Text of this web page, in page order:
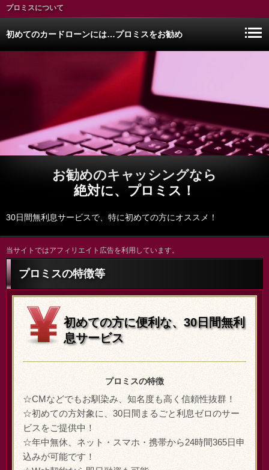
プロミスについて
初めてのカードローンには…プロミスをお勧め
お勧めのキャッシングなら
絶対に、プロミス！
30日間無利息サービスで、特に初めての方にオススメ！
当サイトではアフィリエイト広告を利用しています。
プロミスの特徴等
初めての方に便利な、30日間無利
息サービス
プロミスの特徴
☆CMなどでもお馴染み、知名度も高く信頼性抜群！
☆初めての方対象に、30日間まるごと利息ゼロのサー
ビスをご提供中！
☆年中無休、ネット・スマホ・携帯から24時間365日申
込みが可能です！